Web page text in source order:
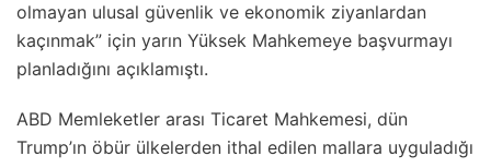
olmayan ulusal güvenlik ve ekonomik ziyanlardan
kaçınmak” için yarın Yüksek Mahkemeye başvurmayı
planladığını açıklamıştı.
ABD Memleketler arası Ticaret Mahkemesi, dün
Trump’ın öbür ülkelerden ithal edilen mallara uyguladığı